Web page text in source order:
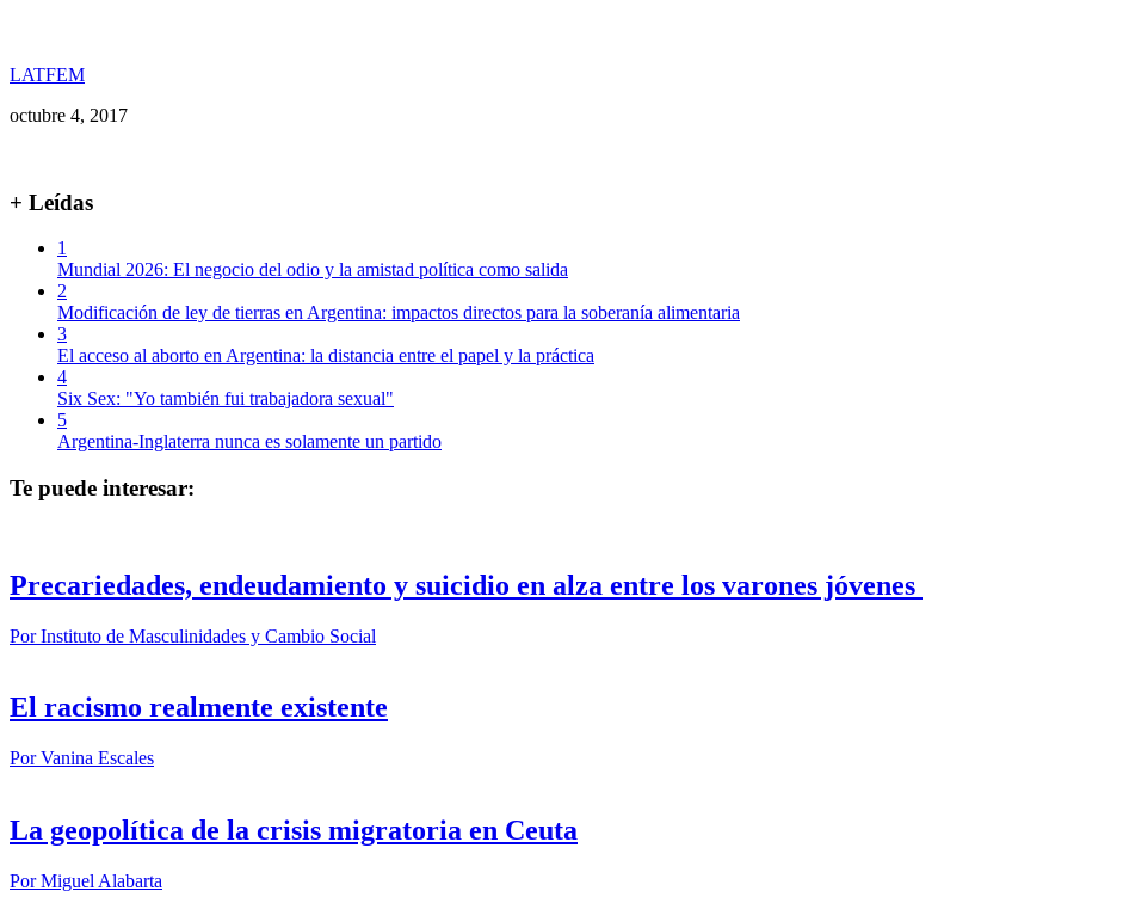
LATFEM
octubre 4, 2017
+ Leídas
1
Mundial 2026: El negocio del odio y la amistad política como salida
2
Modificación de ley de tierras en Argentina: impactos directos para la soberanía alimentaria
3
El acceso al aborto en Argentina: la distancia entre el papel y la práctica
4
Six Sex: "Yo también fui trabajadora sexual"
5
Argentina-Inglaterra nunca es solamente un partido
Te puede interesar:
Precariedades, endeudamiento y suicidio en alza entre los varones jóvenes
PorInstituto de Masculinidades y Cambio Social
El racismo realmente existente
PorVanina Escales
La geopolítica de la crisis migratoria en Ceuta
PorMiguel Alabarta